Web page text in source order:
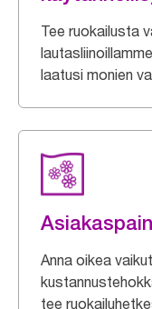
Tee ruokailusta
laatusi monien
Anna oikea
tee